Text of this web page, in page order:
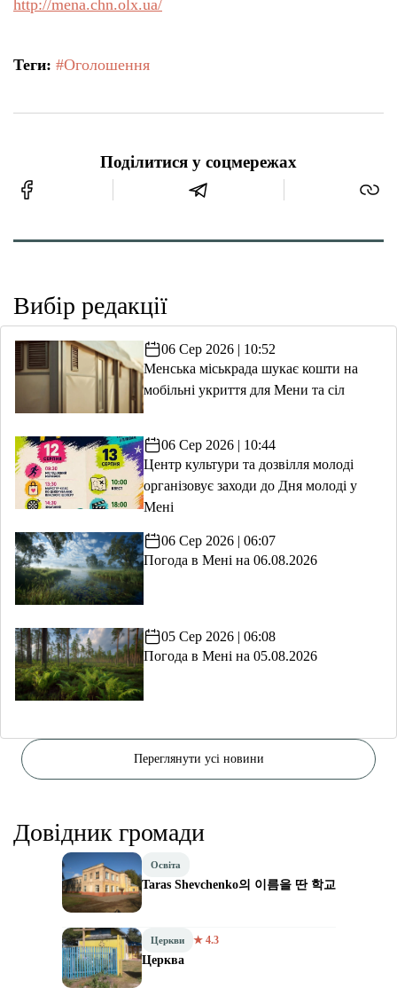
http://mena.chn.olx.ua/
Теги: #Оголошення
Поділитися у соцмережах
Вибір редакції
06 Сер 2026 | 10:52
Менська міськрада шукає кошти на
мобільні укриття для Мени та сіл
06 Сер 2026 | 10:44
Центр культури та дозвілля молоді
організовує заходи до Дня молоді у
Мені
06 Сер 2026 | 06:07
Погода в Мені на 06.08.2026
05 Сер 2026 | 06:08
Погода в Мені на 05.08.2026
Переглянути усі новини
Довідник громади
Освіта
Taras Shevchenko의 이름을 딴 학교
Церкви ★ 4.3
Церква